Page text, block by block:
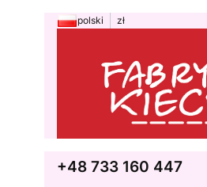
polski zł
+48 733 160 447